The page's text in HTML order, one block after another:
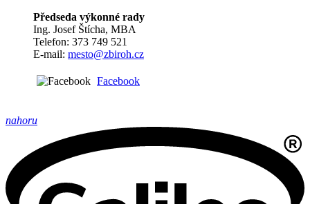
Předseda výkonné rady
Ing. Josef Štícha, MBA
Telefon: 373 749 521
E-mail: mesto@zbiroh.cz
Facebook
nahoru